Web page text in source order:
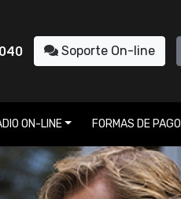
Soporte On-line
ON-LINE FORMAS DE PAGO